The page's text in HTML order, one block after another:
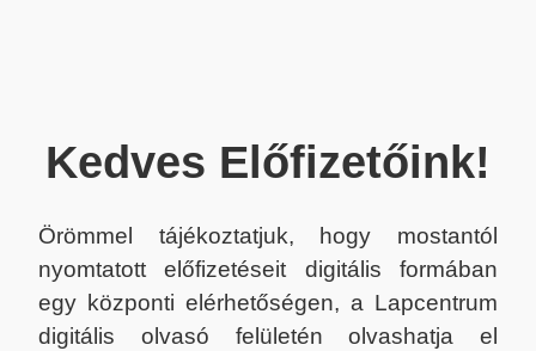
Kedves Előfizetőink!
Örömmel tájékoztatjuk, hogy mostantól
nyomtatott előfizetéseit digitális formában
egy központi elérhetőségen, a Lapcentrum
digitális olvasó felületén olvashatja el